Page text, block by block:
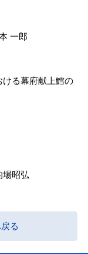
一郎
る幕府献上鱈の
昭弘
る